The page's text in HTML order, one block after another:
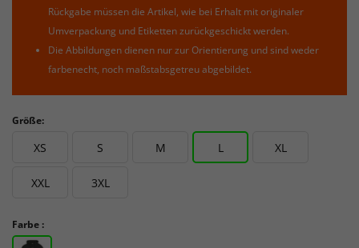
Rückgabe müssen die Artikel, wie bei Erhalt mit originaler
Umverpackung und Etiketten zurückgeschickt werden.
Die Abbildungen dienen nur zur Orientierung und sind weder
farbenecht, noch maßstabsgetreu abgebildet.
Größe:
XS S M L XL
XXL 3XL
Farbe :